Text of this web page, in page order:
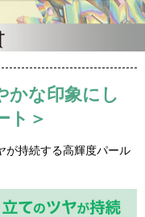
かな印象にし
ト＞
が持続する高輝度パール